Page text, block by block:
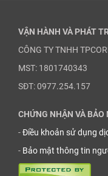
VẬN HÀNH VÀ PHÁT
CÔNG TY TNHH
MST: 1801740343
SĐT: 0977.254.157
CHỨNG NHẬN VÀ BẢO
-Điều khoản sử dụng
- Bảo mật thông tin